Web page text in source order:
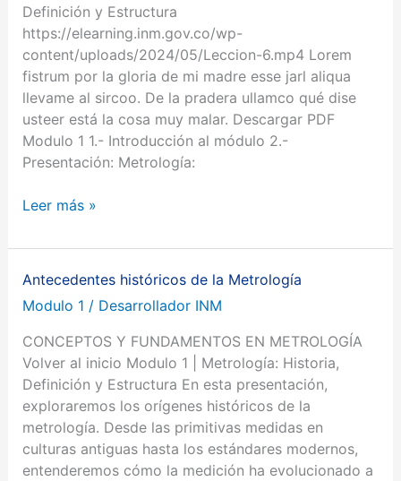
Definición y Estructura
https://elearning.inm.gov.co/wp-
content/uploads/2024/05/Leccion-6.mp4 Lorem
fistrum por la gloria de mi madre esse jarl aliqua
llevame al sircoo. De la pradera ullamco qué dise
usteer está la cosa muy malar. Descargar PDF
Modulo 1 1.- Introducción al módulo 2.-
Presentación: Metrología:
Leer más »
Antecedentes históricos de la Metrología
Modulo 1 / Desarrollador INM
CONCEPTOS Y FUNDAMENTOS EN METROLOGÍA
Volver al inicio Modulo 1 | Metrología: Historia,
Definición y Estructura En esta presentación,
exploraremos los orígenes históricos de la
metrología. Desde las primitivas medidas en
culturas antiguas hasta los estándares modernos,
entenderemos cómo la medición ha evolucionado a
Antecedentes
históricos
la
Metrología